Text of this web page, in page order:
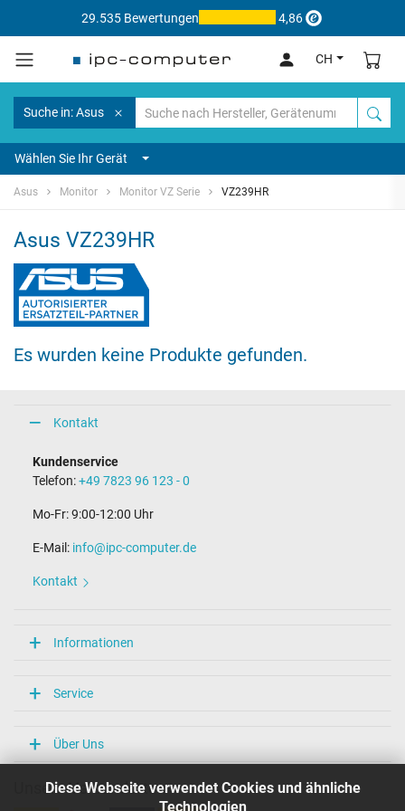
Diese Webseite verwendet Cookies und ähnliche
Technologien
29.535 Bewertungen 4,86
CH
Suche in: Asus
Wählen Sie Ihr Gerät
Asus Monitor Monitor VZ Serie VZ239HR
Asus VZ239HR
Es wurden keine Produkte gefunden.
Kontakt
Kundenservice
Telefon:+49 7823 96 123 - 0
Mo-Fr: 9:00-12:00 Uhr
E-Mail: info@ipc-computer.de
Kontakt
Informationen
Service
Über Uns
Unsere Versandarten